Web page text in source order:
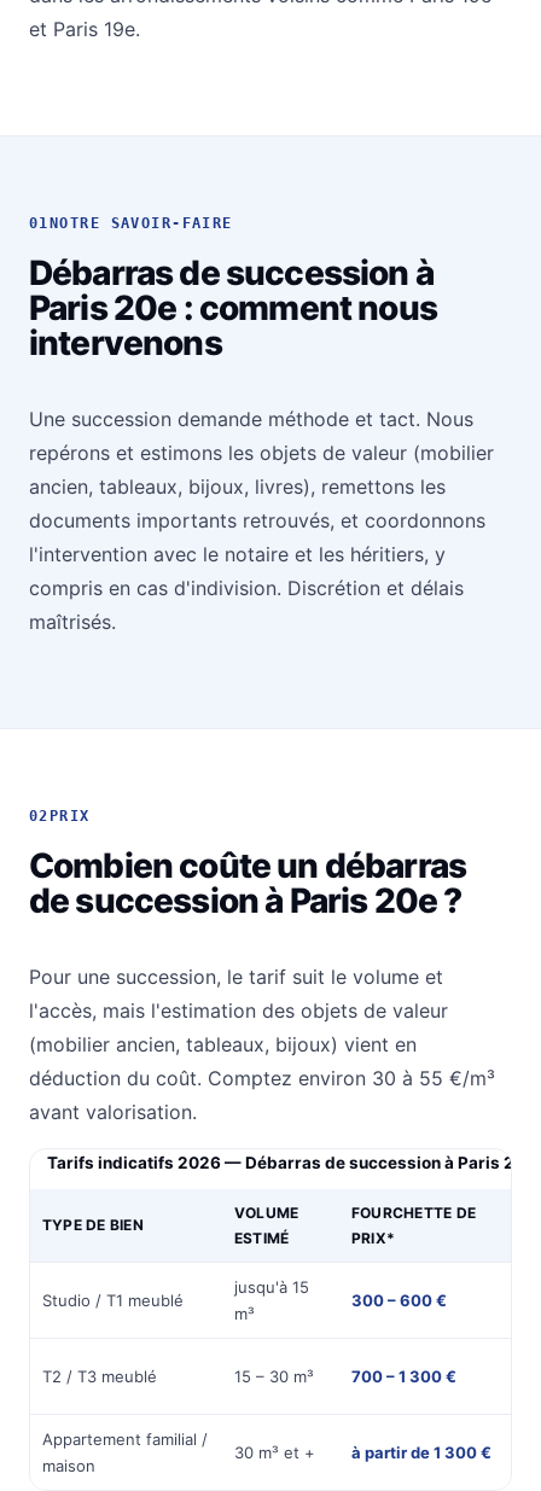
et Paris 19e.
01 NOTRE SAVOIR-FAIRE
Débarras de succession à
Paris 20e : comment nous
intervenons
Une succession demande méthode et tact. Nous
repérons et estimons les objets de valeur (mobilier
ancien, tableaux, bijoux, livres), remettons les
documents importants retrouvés, et coordonnons
l'intervention avec le notaire et les héritiers, y
compris en cas d'indivision. Discrétion et délais
maîtrisés.
02 PRIX
Combien coûte un débarras
de succession à Paris 20e ?
Pour une succession, le tarif suit le volume et
l'accès, mais l'estimation des objets de valeur
(mobilier ancien, tableaux, bijoux) vient en
déduction du coût. Comptez environ 30 à 55 €/m³
avant valorisation.
Tarifs indicatifs 2026 — Débarras de succession à Paris 20e
TYPE DE BIEN
VOLUME
ESTIMÉ
FOURCHETTE DE
PRIX*
Studio / T1 meublé
jusqu'à 15
m³
300 – 600 €
T2 / T3 meublé 15 – 30 m³ 700 – 1 300 €
Appartement familial /
maison
30 m³ et + à partir de 1 300 €